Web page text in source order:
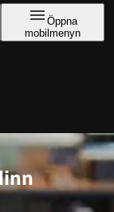
Öppna
mobilmenyn